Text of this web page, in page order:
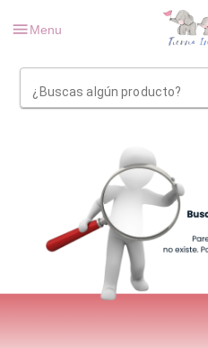
Menu
¿Buscas algún producto?